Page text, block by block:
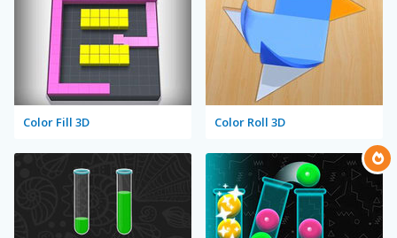
Color Fill 3D Color Roll 3D